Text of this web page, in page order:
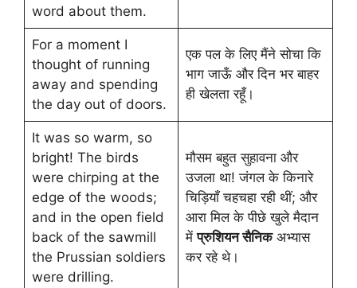
word about them.
For a moment I
thought of running
away and spending
the day out of doors.
एक पल के लिए मैंने सोचा कि
भाग जाऊँ और दिन भर बाहर
ही खेलता रहूँ।
It was so warm, so
bright! The birds
were chirping at the
edge of the woods;
and in the open field
back of the sawmill
the Prussian soldiers
were drilling.
मौसम बहुत सुहावना और
उजला था! जंगल के किनारे
चिड़ियाँ चहचहा रही थीं; और
आरा मिल के पीछे खुले मैदान
मेंप्रुशियन सैनिकअभ्यास
कर रहे थे।